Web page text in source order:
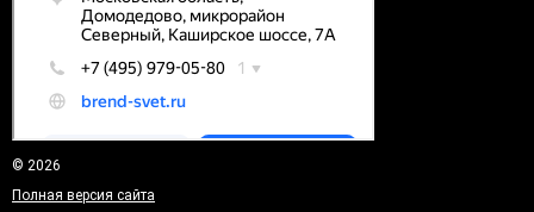
© 2026
Полная версия сайта